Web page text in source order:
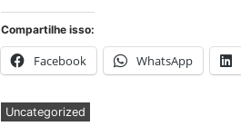
Compartilhe isso:
Facebook WhatsApp
Uncategorized